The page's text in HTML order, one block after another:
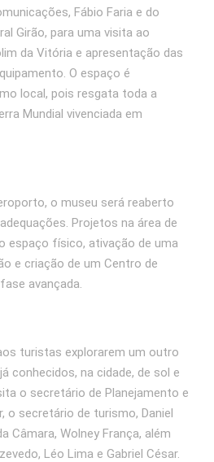
Fábio Faria e do
Girão, para uma visita ao
da Vitória e apresentação das
O espaço é
local, pois resgata toda a
Mundial vivenciada em
o museu será reaberto
Projetos na área de
espaço físico, ativação de uma
e criação de um Centro de
avançada.
turistas explorarem um outro
conhecidos, na cidade, de sol e
o secretário de Planejamento e
o secretário de turismo, Daniel
Câmara, Wolney França, além
Léo Lima e Gabriel César.